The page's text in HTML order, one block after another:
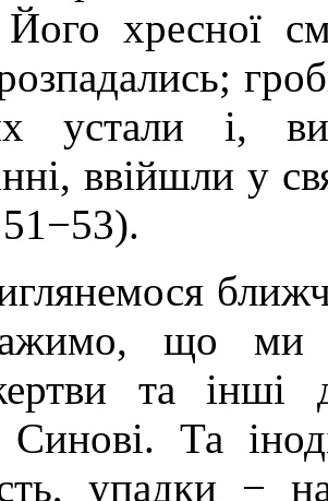
хресної
устали і,
ввійшли у
що ми
та інші
Та
упадки −